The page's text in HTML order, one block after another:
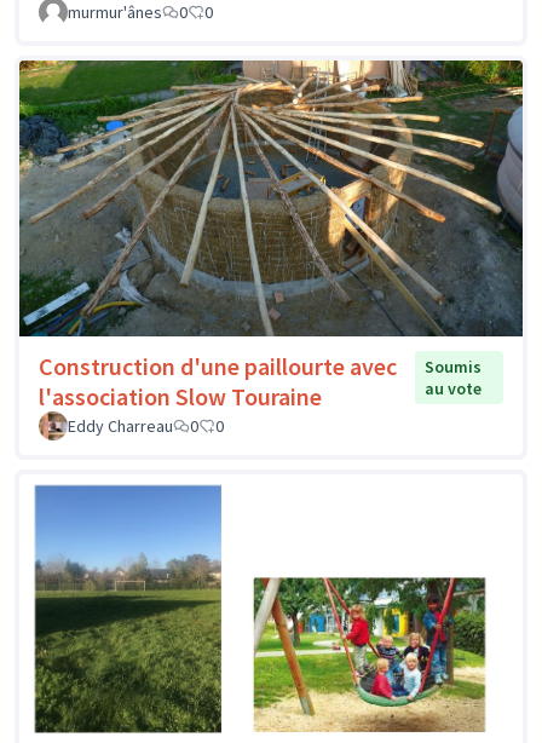
murmur'ânes 0 0
Construction d'une paillourte avec
l'association Slow Touraine
Soumis
au vote
Eddy Charreau
0 0